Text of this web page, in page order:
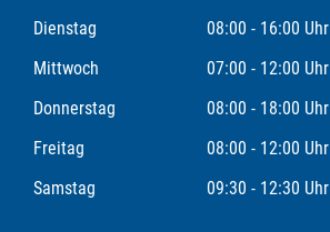
Dienstag
08:00 - 16:00 Uhr
Mittwoch
07:00 - 12:00 Uhr
Donnerstag
08:00 - 18:00 Uhr
Freitag
08:00 - 12:00 Uhr
Samstag
09:30 - 12:30 Uhr